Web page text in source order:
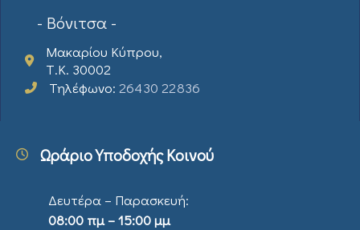
- Βόνιτσα -
Μακαρίου Κύπρου,
Τ.Κ. 30002
Τηλέφωνο: 26430 22836
Ωράριο Υποδοχής Κοινού
Δευτέρα – Παρασκευή:
08:00 πμ – 15:00 μμ